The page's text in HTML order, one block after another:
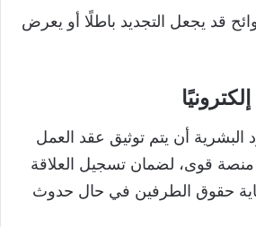
قد يجعل التجديد باطلًا أو يعرض
البشرية أن يتم توثيق عقد العمل
منصة قوى، لضمان تسجيل العلاقة
حقوق الطرفين في حال حدوث